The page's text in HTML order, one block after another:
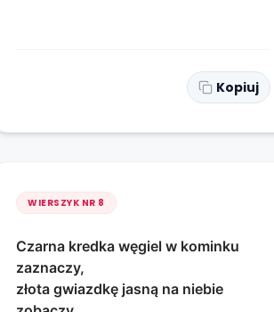
Kopiuj
WIERSZYK NR 8
Czarna kredka węgiel w kominku
zaznaczy,
złota gwiazdkę jasną na niebie